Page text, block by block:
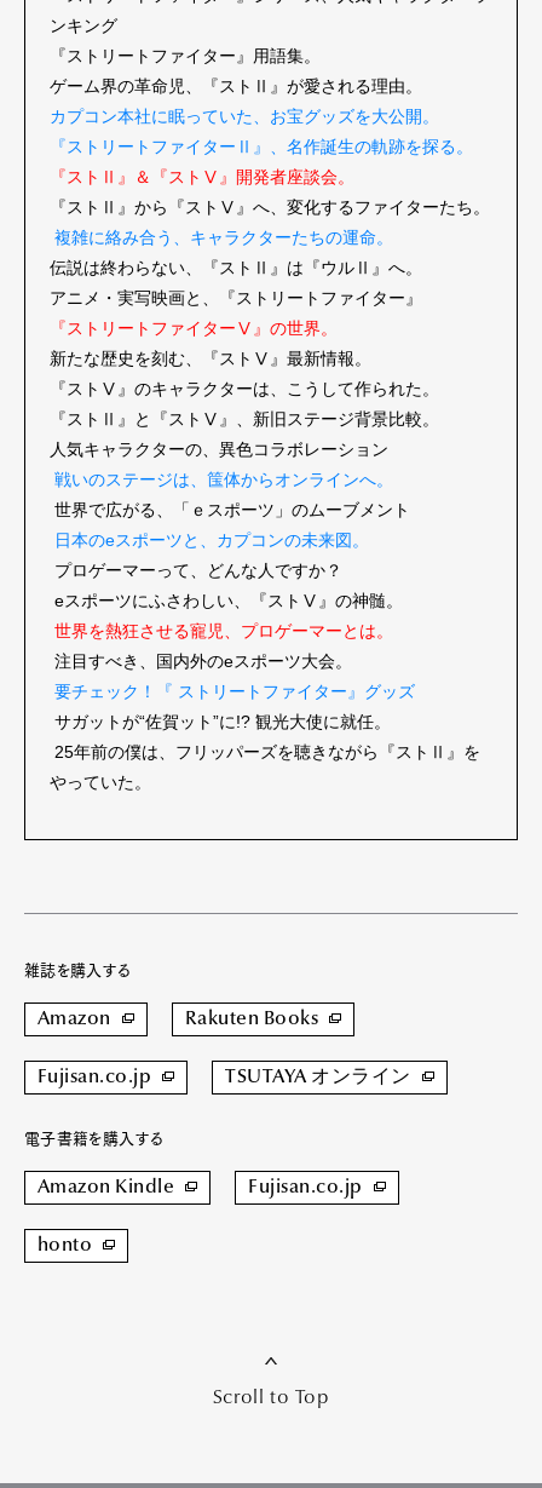
Art&Design Watch Fashion
Product CultureLifestyle
Pen Membership
Magazine
Official Columnist
About
Contact
Pen Meet
Pen international Pen tw
ンキング
『ストリートファイター』用語集。
ゲーム界の革命児、『ストⅡ』が愛される理由。
カプコン本社に眠っていた、お宝グッズを大公開。
『ストリートファイターⅡ』、名作誕生の軌跡を探る。
『ストⅡ』＆『ストⅤ』開発者座談会。
『ストⅡ』から『ストⅤ』へ、変化するファイターたち。
複雑に絡み合う、キャラクターたちの運命。
伝説は終わらない、『ストⅡ』は『ウルⅡ』へ。
アニメ・実写映画と、『ストリートファイター』
『ストリートファイターⅤ』の世界。
新たな歴史を刻む、『ストⅤ』最新情報。
『ストⅤ』のキャラクターは、こうして作られた。
『ストⅡ』と『ストⅤ』、新旧ステージ背景比較。
人気キャラクターの、異色コラボレーション
戦いのステージは、筺体からオンラインへ。
世界で広がる、「ｅスポーツ」のムーブメント
日本のeスポーツと、カプコンの未来図。
プロゲーマーって、どんな人ですか？
eスポーツにふさわしい、『ストⅤ』の神髄。
世界を熱狂させる寵児、プロゲーマーとは。
注目すべき、国内外のeスポーツ大会。
要チェック！『 ストリートファイター』グッズ
サガットが“佐賀ット”に!? 観光大使に就任。
25年前の僕は、フリッパーズを聴きながら『ストⅡ』を
やっていた。
雑誌を購入する
Amazon Rakuten Books
Fujisan.co.jp TSUTAYA オンライン
電子書籍を購入する
Amazon Kindle Fujisan.co.jp
honto
Scroll to Top